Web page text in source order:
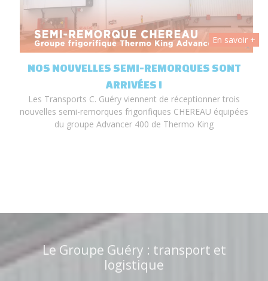
En savoir +
NOS NOUVELLES SEMI-REMORQUES SONT
ARRIVÉES !
Les Transports C. Guéry viennent de réceptionner trois
nouvelles semi-remorques frigorifiques CHEREAU équipées
du groupe Advancer 400 de Thermo King
Le Groupe Guéry : transport et
logistique